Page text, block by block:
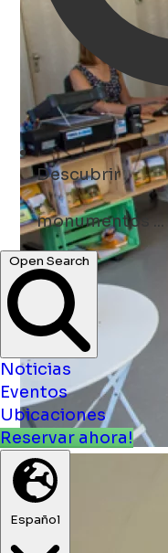
Descubrir
monumentos ...
Open Search
Noticias
Eventos
Ubicaciones
Reservar ahora!
Español